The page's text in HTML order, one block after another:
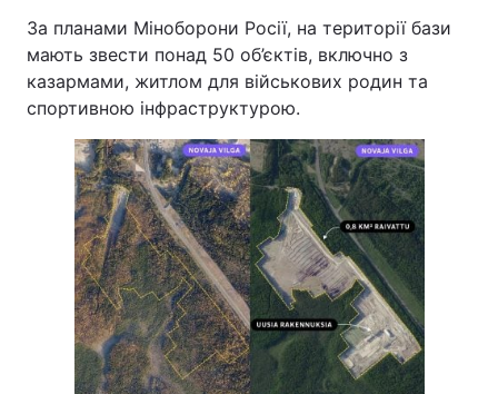
За планами Міноборони Росії, на території бази
мають звести понад 50 об’єктів, включно з
казармами, житлом для військових родин та
спортивною інфраструктурою.